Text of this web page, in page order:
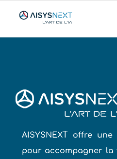
AISYSNEXT offre
pour accompagner la